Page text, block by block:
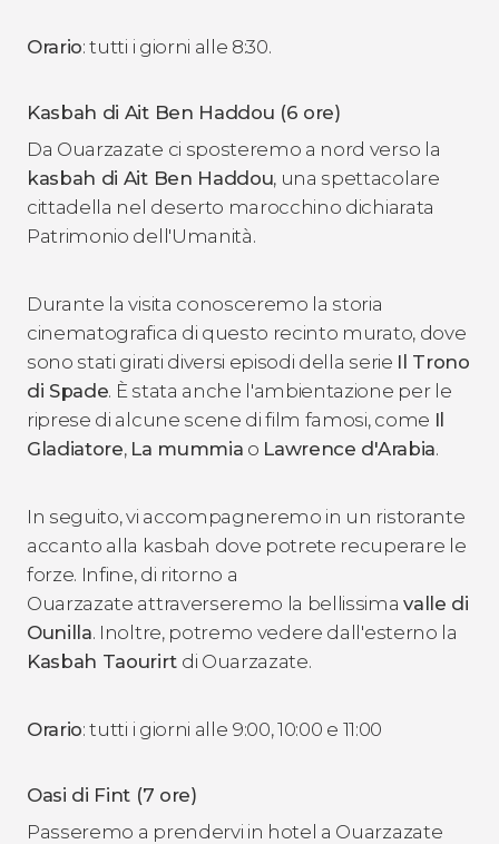
Orario: tutti i giorni alle 8:30.
Kasbah di Ait Ben Haddou (6 ore)
Da Ouarzazate ci sposteremo a nord verso la
kasbah di Ait Ben Haddou, una spettacolare
cittadella nel deserto marocchino dichiarata
Patrimonio dell'Umanità.
Durante la visita conosceremo la storia
cinematografica di questo recinto murato, dove
sono stati girati diversi episodi della serie Il Trono
di Spade. È stata anche l'ambientazione per le
riprese di alcune scene di film famosi, come Il
Gladiatore, La mummia o Lawrence d'Arabia.
In seguito, vi accompagneremo in un ristorante
accanto alla kasbah dove potrete recuperare le
forze. Infine, di ritorno a
Ouarzazate attraverseremo la bellissimavalle di
Ounilla. Inoltre, potremo vedere dall'esterno la
Kasbah Taourirt di Ouarzazate.
Orario: tutti i giorni alle 9:00, 10:00 e 11:00
Oasi di Fint (7 ore)
Passeremo a prendervi in hotel a Ouarzazate